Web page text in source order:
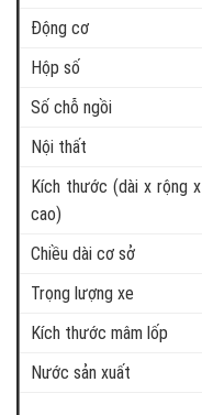
Động cơ
Hộp số
Số chỗ ngồi
Nội thất
Kích thước (dài x rộng x
cao)
Chiều dài cơ sở
Trọng lượng xe
Kích thước mâm lốp
Nước sản xuất